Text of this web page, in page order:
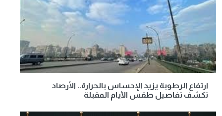
ارتفاع الرطوبة يزيد الإحساس بالحرارة.. الأرصاد
تكشف تفاصيل طقس الأيام المقبلة